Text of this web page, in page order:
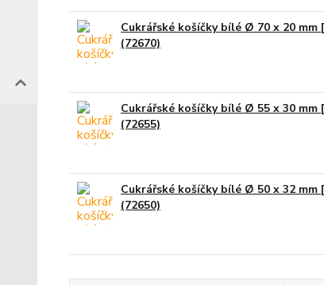
Cukrářské košíčky bílé Ø 70 x 20 mm
(72670)
Cukrářské košíčky bílé Ø 55 x 30 mm
(72655)
Cukrářské košíčky bílé Ø 50 x 32 mm
(72650)